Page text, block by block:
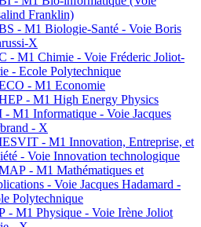
Franklin)
- M1 Biologie-Santé - Voie Boris
X
- M1 Chimie - Voie Fréderic Joliot-
- Ecole Polytechnique
- M1 Economie
- M1 High Energy Physics
- M1 Informatique - Voie Jacques
- X
- M1 Innovation, Entreprise, et
- Voie Innovation technologique
- M1 Mathématiques et
- Voie Jacques Hadamard -
Polytechnique
- M1 Physique - Voie Irène Joliot